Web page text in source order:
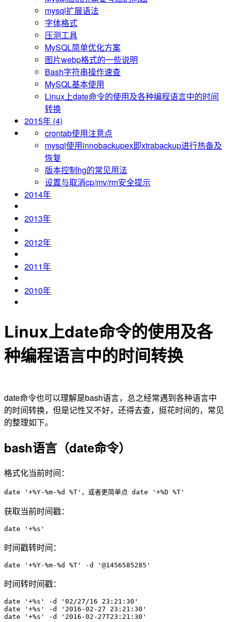
mysql扩展语法
字体格式
压测工具
MySQL简单优化方案
图片webp格式的一些说明
Bash字符串操作速查
MySQL基本使用
Linux上date命令的使用及各种编程语言中的时间
转换
2015年 (4)
crontab使用注意点
mysql使用innobackupex即xtrabackup进行热备及
恢复
版本控制hg的常见用法
设置与取消cp/mv/rm安全提示
2014年
2013年
2012年
2011年
2010年
Linux上date命令的使用及各
种编程语言中的时间转换
date命令也可以理解是bash语言，总之经常遇到各种语言中
的时间转换，但是记性又不好，还得去查，挺花时间的，常见
的整理如下。
bash语言（date命令）
格式化当前时间：
date '+%Y-%m-%d %T'，或者更简单点 date '+%D %T'
获取当前时间戳：
date '+%s'
时间戳转时间：
date '+%Y-%m-%d %T' -d '@1456585285'
时间转时间戳：
date '+%s' -d '02/27/16 23:21:30'
date '+%s' -d '2016-02-27 23:21:30'
date '+%s' -d '2016-02-27T23:21:30'